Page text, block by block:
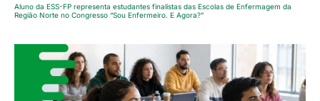
Aluno da ESS-FP representa estudantes finalistas das Escolas de Enfermagem da
Região Norte no Congresso “Sou Enfermeiro. E Agora?”